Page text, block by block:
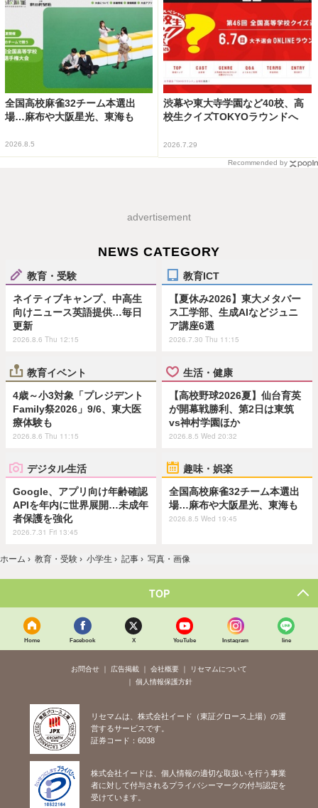
全国高校麻雀32チーム本選出
場…麻布や大阪星光、東海も
2026.8.5
渋幕や東大寺学園など40校、高
校生クイズTOKYOラウンドへ
2026.7.29
Recommended by
advertisement
NEWS CATEGORY
教育・受験
ネイティブキャンプ、中高生
向けニュース英語提供…毎日
更新
2026.8.6 Thu 12:15
教育ICT
【夏休み2026】東大メタバー
ス工学部、生成AIなどジュニ
ア講座6選
2026.7.30 Thu 11:15
教育イベント
4歳～小3対象「プレジデント
Family祭2026」9/6、東大医
療体験も
2026.8.6 Thu 11:15
生活・健康
【高校野球2026夏】仙台育英
が開幕戦勝利、第2日は東筑
vs神村学園ほか
2026.8.5 Wed 20:32
デジタル生活
Google、アプリ向け年齢確認
APIを年内に世界展開…未成年
者保護を強化
2026.7.31 Fri 13:45
趣味・娯楽
全国高校麻雀32チーム本選出
場…麻布や大阪星光、東海も
2026.8.5 Wed 19:45
ホーム › 教育・受験 › 小学生 › 記事 › 写真・画像
TOP
Home Facebook X YouTube Instagram line
お問合せ 広告掲載 会社概要
リセマムについて
個人情報保護方針
リセマムは、株式会社イード（東証グロース上場）の運
営するサービスです。
証券コード：6038
株式会社イードは、個人情報の適切な取扱いを行う事業
者に対して付与されるプライバシーマークの付与認定を
受けています。